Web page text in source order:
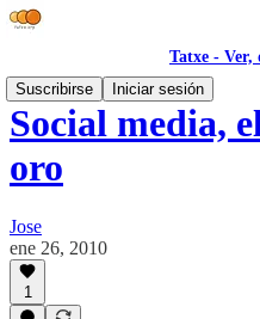
Tatxe - Ver,
Suscribirse
Iniciar sesión
Social media,
oro
Jose
ene 26, 2010
1